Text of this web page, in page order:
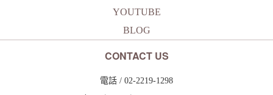
YOUTUBE
BLOG
CONTACT US
電話 / 02-2219-1298